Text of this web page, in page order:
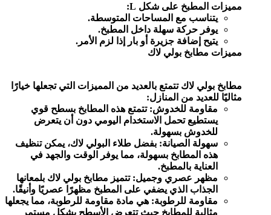
مميزات المطبخ على شكل L:
يتناسب مع المساحات المتوسطة.
يوفر حركة سهلة داخل المطبخ.
يتيح إضافة جزيرة أو بار إذا لزم الأمر.
مميزات مطابخ بولي لاك
مطابخ بولي لاك تتمتع بالعديد من المميزات التي تجعلها خيارًا
مثاليًا للعديد من المنازل:
مقاومة للخدوش: تتمتع هذه المطابخ بسطح قوي
يستطيع تحمل الاستخدام اليومي دون أن يتعرض
للخدوش بسهولة.
سهولة الصيانة: بفضل طلاء البولي لاك، يمكن تنظيف
هذه المطابخ بسهولة، مما يوفر الوقت والجهد في
العناية بالمطبخ.
مظهر عصري وجميل: تتميز مطابخ بولي لاك بلمعانها
الجذاب الذي يضفي على المطبخ مظهرًا عصريًا وأنيقًا.
مقاومة للرطوبة: هي مادة مقاومة للرطوبة، مما يجعلها
مثالية للمطابخ حيث تتعرض الأسطح بشكل مستمر